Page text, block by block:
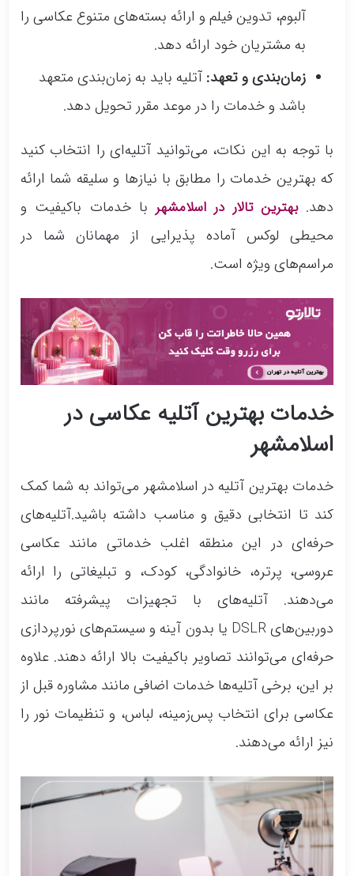
آلبوم، تدوین فیلم و ارائه بسته‌های متنوع عکاسی را
به مشتریان خود ارائه دهد.
زمان‌بندی و تعهد: آتلیه باید به زمان‌بندی متعهد
باشد و خدمات را در موعد مقرر تحویل دهد.
با توجه به این نکات، می‌توانید آتلیه‌ای را انتخاب کنید
که بهترین خدمات را مطابق با نیازها و سلیقه شما ارائه
دهد.بهترین تالار در اسلامشهر با خدمات باکیفیت و
محیطی لوکس آماده پذیرایی از مهمانان شما در
مراسم‌های ویژه است.
خدمات بهترین آتلیه عکاسی در
اسلامشهر
خدمات بهترین آتلیه در اسلامشهر می‌تواند به شما کمک
کند تا انتخابی دقیق و مناسب داشته باشید.آتلیه‌های
حرفه‌ای در این منطقه اغلب خدماتی مانند عکاسی
عروسی، پرتره، خانوادگی، کودک، و تبلیغاتی را ارائه
می‌دهند. آتلیه‌های با تجهیزات پیشرفته مانند
دوربین‌های DSLR یا بدون آینه و سیستم‌های نورپردازی
حرفه‌ای می‌توانند تصاویر باکیفیت بالا ارائه دهند. علاوه
بر این، برخی آتلیه‌ها خدمات اضافی مانند مشاوره قبل از
عکاسی برای انتخاب پس‌زمینه، لباس، و تنظیمات نور را
نیز ارائه می‌دهند.